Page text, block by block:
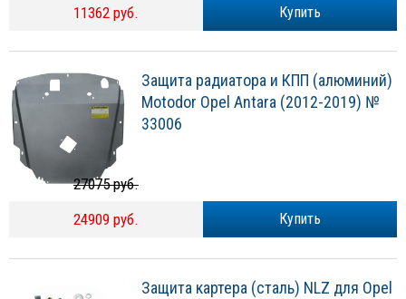
Купить
11362 руб.
Защита радиатора и КПП (алюминий)
Motodor Opel Antara (2012-2019) №
33006
Купить
27075 руб.
24909 руб.
Защита картера (сталь) NLZ для Opel